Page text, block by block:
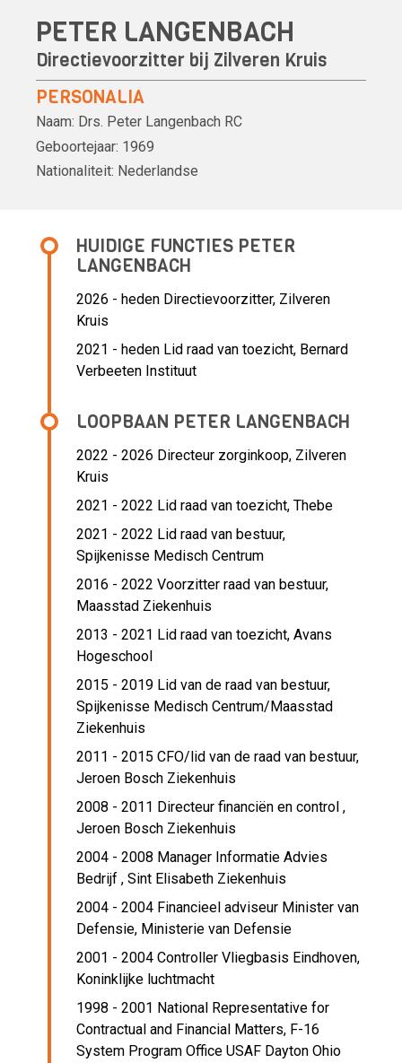
PETER LANGENBACH
Directievoorzitter bij Zilveren Kruis
PERSONALIA
Naam: Drs. Peter Langenbach RC
Geboortejaar: 1969
Nationaliteit: Nederlandse
HUIDIGE FUNCTIES PETER
LANGENBACH
2026 - heden Directievoorzitter, Zilveren
Kruis
2021 - heden Lid raad van toezicht, Bernard
Verbeeten Instituut
LOOPBAAN PETER LANGENBACH
2022 - 2026 Directeur zorginkoop, Zilveren
Kruis
2021 - 2022 Lid raad van toezicht, Thebe
2021 - 2022 Lid raad van bestuur,
Spijkenisse Medisch Centrum
2016 - 2022 Voorzitter raad van bestuur,
Maasstad Ziekenhuis
2013 - 2021 Lid raad van toezicht, Avans
Hogeschool
2015 - 2019 Lid van de raad van bestuur,
Spijkenisse Medisch Centrum/Maasstad
Ziekenhuis
2011 - 2015 CFO/lid van de raad van bestuur,
Jeroen Bosch Ziekenhuis
2008 - 2011 Directeur financiën en control ,
Jeroen Bosch Ziekenhuis
2004 - 2008 Manager Informatie Advies
Bedrijf , Sint Elisabeth Ziekenhuis
2004 - 2004 Financieel adviseur Minister van
Defensie, Ministerie van Defensie
2001 - 2004 Controller Vliegbasis Eindhoven,
Koninklijke luchtmacht
1998 - 2001 National Representative for
Contractual and Financial Matters, F-16
System Program Office USAF Dayton Ohio